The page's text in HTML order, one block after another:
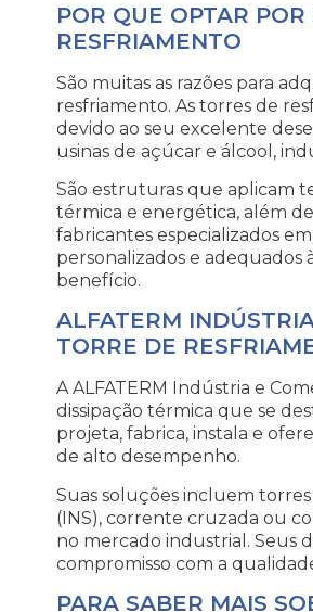
POR QUE OPTAR
RESFRIAMENTO
São muitas as razões para
resfriamento. As torres de
devido ao seu excelente
usinas de açúcar e álcool,
São estruturas que aplicam
térmica e energética, além
fabricantes especializados
personalizados e adequados
benefício.
ALFATERM
TORRE DE
A ALFATERM Indústria e
dissipação térmica que se
projeta, fabrica, instala e
de alto desempenho.
Suas soluções incluem
(INS), corrente cruzada ou
no mercado industrial. Seus
compromisso com a
PARA SABER MAIS